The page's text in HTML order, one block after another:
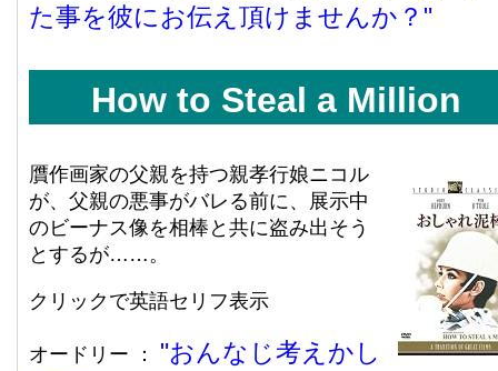
た事を彼にお伝え頂けませんか？
How to Steal a Million
贋作画家の父親を持つ親孝行娘ニコル
が、父親の悪事がバレる前に、展示中
のビーナス像を相棒と共に盗み出そう
とするが……。
クリックで英語セリフ表示
オードリー ：
おんなじ考えかし